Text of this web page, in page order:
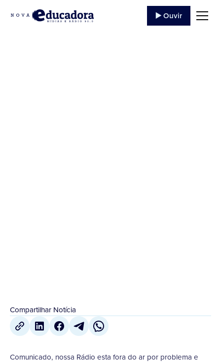
▶️ Ouvir
Compartilhar Notícia
Comunicado, nossa Rádio esta fora do ar por problema e